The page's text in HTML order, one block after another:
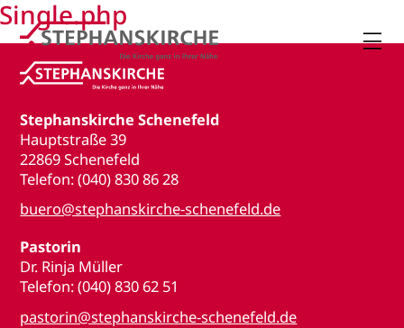

Stephanskirche Schenefeld
Hauptstraße 39
22869 Schenefeld
Telefon: (040) 830 86 28
buero@stephanskirche-schenefeld.de
Pastorin
Dr. Rinja Müller
Telefon: (040) 830 62 51
pastorin@stephanskirche-schenefeld.de